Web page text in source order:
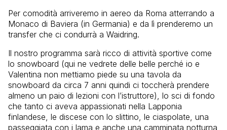
Per comodità arriveremo in aereo da Roma atterrando a
Monaco di Baviera (in Germania) e da lì prenderemo un
transfer che ci condurrà a Waidring.
Il nostro programma sarà ricco di attività sportive come
lo snowboard (qui ne vedrete delle belle perché io e
Valentina non mettiamo piede su una tavola da
snowboard da circa 7 anni quindi ci toccherà prendere
almeno un paio di lezioni con l’istruttore), lo sci di fondo
che tanto ci aveva appassionati nella Lapponia
finlandese, le discese con lo slittino, le ciaspolate, una
passeggiata con i lama e anche una camminata notturna